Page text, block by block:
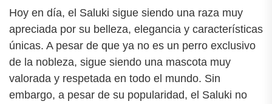
Hoy en día, el Saluki sigue siendo una raza muy
apreciada por su belleza, elegancia y características
únicas. A pesar de que ya no es un perro exclusivo
de la nobleza, sigue siendo una mascota muy
valorada y respetada en todo el mundo. Sin
embargo, a pesar de su popularidad, el Saluki no